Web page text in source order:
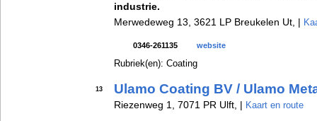
industrie.
Merwedeweg 13, 3621 LP Breukelen Ut, |
0346-261135 website
Rubriek(en): Coating
13 Ulamo Coating BV / Ulamo
Riezenweg 1, 7071 PR Ulft, | Kaart en route